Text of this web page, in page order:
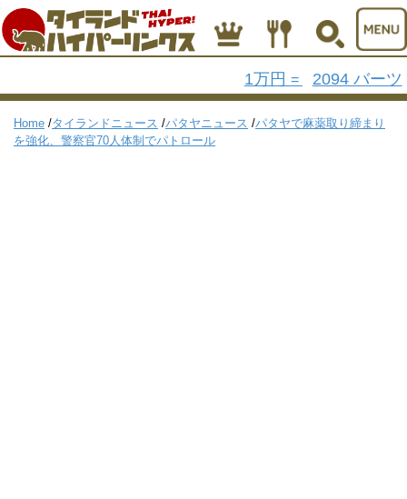
1万円 = 2094 バーツ
Home /タイランドニュース /パタヤニュース /パタヤで麻薬取り締まり
を強化、警察官70人体制でパトロール